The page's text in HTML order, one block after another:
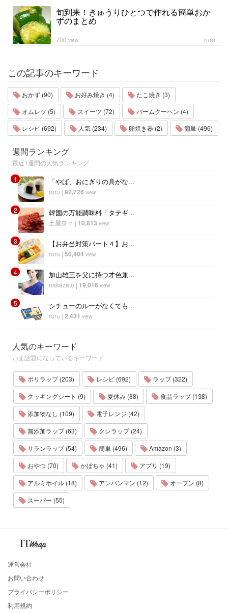
旬到来！きゅうりひとつで作れる簡単おか
ずのまとめ
ruru
700 view
この記事のキーワード
おかず (90) お好み焼き (4)
たこ焼き (3)
オムレツ (5)
スイーツ (72)
バームクーヘン (4)
レシピ (692)
人気 (234) 卵焼き器 (2) 簡単 (496)
週間ランキング
最近1週間の人気ランキング
1
「やば、おにぎりの具がな...
ruru | 92,726 view
2 韓国の万能調味料「タテギ...
土屋奈々 | 10,813 view
3 【お弁当対策パート４】お...
ruru | 50,404 view
4 加山雄三を父に持つ才色兼...
nakazato | 19,016 view
5 シチューのルーがなくても...
ruru | 2,431 view
人気のキーワード
いま話題になっているキーワード
ポリラップ (203) レシピ (692)
ラップ (322)
クッキングシート (9)
夏休み (88)
食品ラップ (138)
添加物なし (109)
電子レンジ (42)
無添加ラップ (63)
クレラップ (24)
サランラップ (54)
簡単 (496)
Amazon (3)
おやつ (70)
かぼちゃ (41)
アプリ (19)
アルミホイル (18)
アンパンマン (12)
オーブン (8)
スーパー (55)
運営会社
お問い合わせ
プライバシーポリシー
利用規約